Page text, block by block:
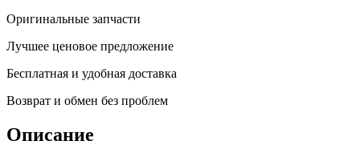
Оригинальные запчасти
Лучшее ценовое предложение
Бесплатная и удобная доставка
Возврат и обмен без проблем
Описание